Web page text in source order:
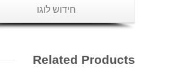
חידוש לוגו
Related Products